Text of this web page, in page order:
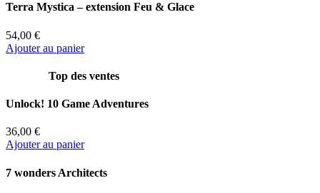
Terra Mystica – extension Feu & Glace
54,00 €
Ajouter au panier
Top des ventes
Unlock! 10 Game Adventures
36,00 €
Ajouter au panier
7 wonders Architects